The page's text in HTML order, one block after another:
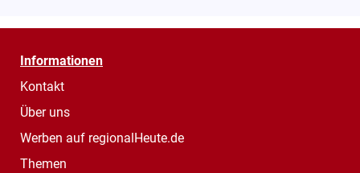
Informationen
Kontakt
Über uns
Werben auf regionalHeute.de
Themen